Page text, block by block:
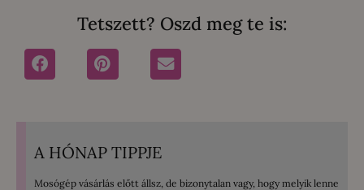
Tetszett? Oszd meg te is:
A HÓNAP TIPPJE
Mosógép vásárlás előtt állsz, de bizonytalan vagy, hogy melyik lenne